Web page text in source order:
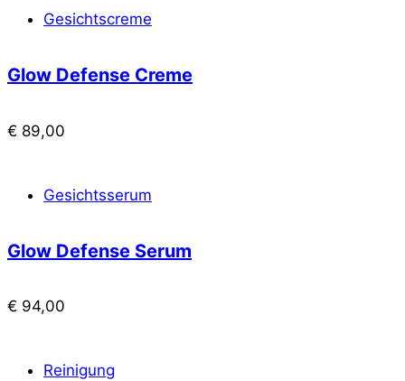
Gesichtscreme
Glow Defense Creme
€ 89,00
Gesichtsserum
Glow Defense Serum
€ 94,00
Reinigung